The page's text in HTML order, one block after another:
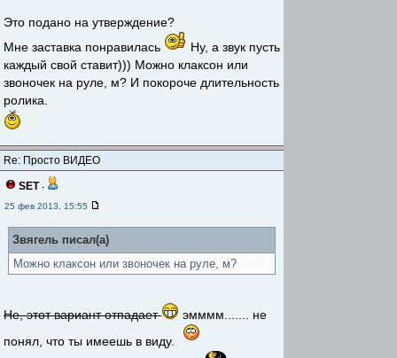
Это подано на утверждение?
Мне заставка понравилась
Ну, а звук пусть
каждый свой ставит))) Можно клаксон или
звоночек на руле, м? И покороче длительность
ролика.
Re: Просто ВИДЕО
SET -
25 фев 2013, 15:55
Звягель писал(а)
Можно клаксон или звоночек на руле, м?
Не, этот вариант отпадает
эмммм....... не
понял, что ты имеешь в виду.